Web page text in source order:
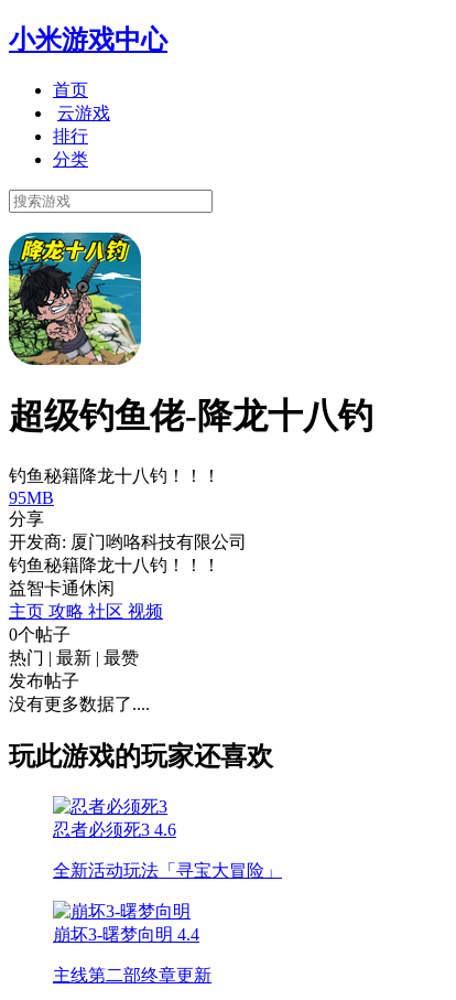
小米游戏中心
首页
云游戏
排行
分类
超级钓鱼佬-降龙十八钓
钓鱼秘籍降龙十八钓！！！
95MB
分享
开发商: 厦门哟咯科技有限公司
钓鱼秘籍降龙十八钓！！！
益智卡通休闲
主页 攻略 社区 视频
0个帖子
热门 | 最新 | 最赞
发布帖子
没有更多数据了....
玩此游戏的玩家还喜欢
忍者必须死3 4.6
全新活动玩法「寻宝大冒险」
崩坏3-曙梦向明 4.4
主线第二部终章更新